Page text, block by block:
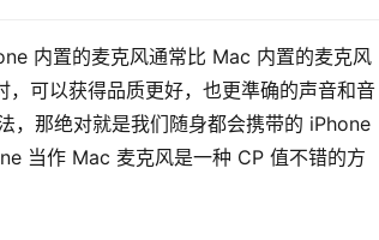
内置的麦克风通常比 Mac 内置的麦克风
可以获得品质更好，也更準确的声音和音
，那绝对就是我们随身都会携带的 iPhone
当作 Mac 麦克风是一种 CP 值不错的方